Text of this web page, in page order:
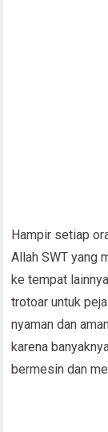
Hampir setiap
Allah SWT yang
ke tempat
trotoar untuk
nyaman dan
karena
bermesin dan